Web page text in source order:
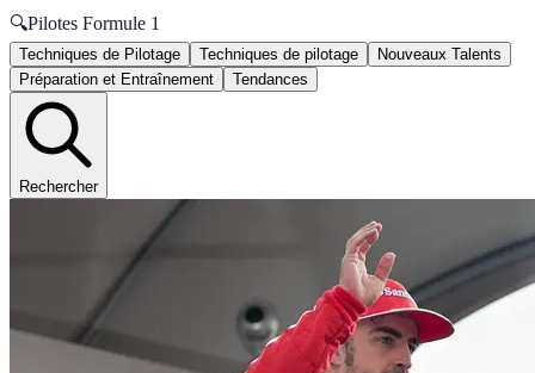
🔍Pilotes Formule 1
Techniques de Pilotage Techniques de pilotage
Nouveaux Talents
Préparation et Entraînement
Tendances
Rechercher